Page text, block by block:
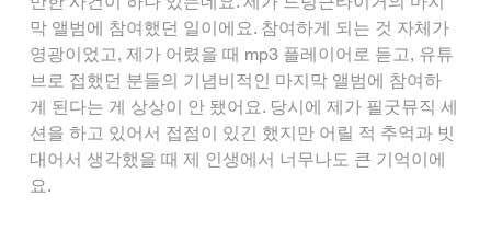
막 앨범에 참여했던 일이에요. 참여하게 되는 것 자체가
영광이었고, 제가 어렸을 때 mp3 플레이어로 듣고, 유튜
브로 접했던 분들의 기념비적인 마지막 앨범에 참여하
게 된다는 게 상상이 안 됐어요. 당시에 제가 필굿뮤직 세
션을 하고 있어서 접점이 있긴 했지만 어릴 적 추억과 빗
대어서 생각했을 때 제 인생에서 너무나도 큰 기억이에
요.